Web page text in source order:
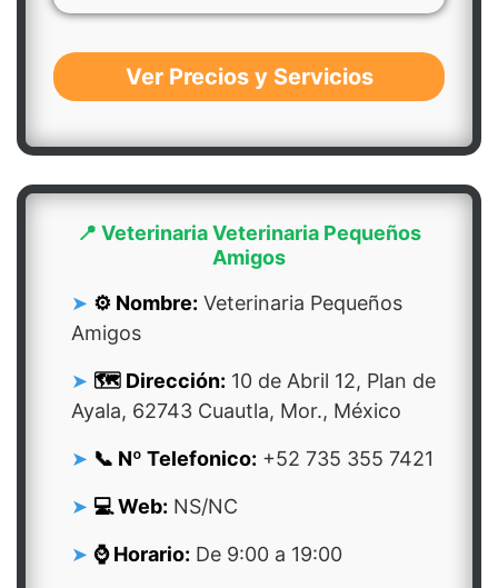
Ver Precios y Servicios
📍 Veterinaria Veterinaria Pequeños
Amigos
⚙️ Nombre: Veterinaria Pequeños
Amigos
🗺️ Dirección: 10 de Abril 12, Plan de
Ayala, 62743 Cuautla, Mor., México
📞 Nº Telefonico: +52 735 355 7421
💻 Web: NS/NC
⌚ Horario: De 9:00 a 19:00